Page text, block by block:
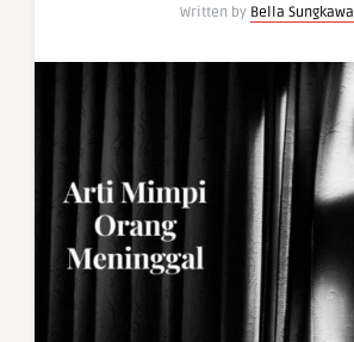
Written by Bella Sungkawa